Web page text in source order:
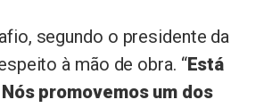
segundo o presidente da
à mão de obra. “Está
promovemos um dos